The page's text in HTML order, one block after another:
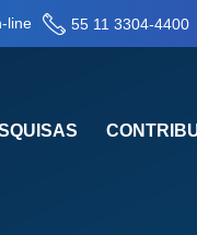
line 55 11 3304-4400